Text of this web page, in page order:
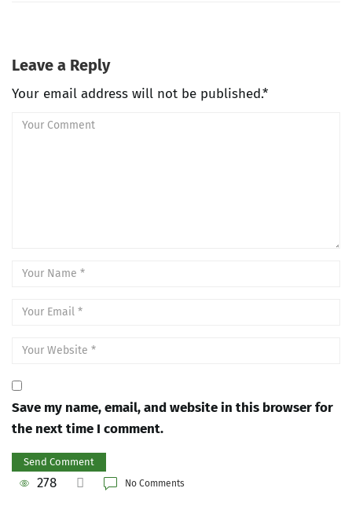
Leave a Reply
Your email address will not be published.*
Save my name, email, and website in this browser for
the next time I comment.
278 No Comments